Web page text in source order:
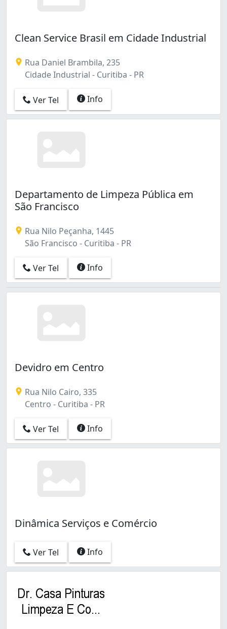
Clean Service Brasil em Cidade Industrial
Rua Daniel Brambila, 235
Cidade Industrial - Curitiba - PR
Ver Tel Info
Departamento de Limpeza Pública em
São Francisco
Rua Nilo Peçanha, 1445
São Francisco - Curitiba - PR
Ver Tel Info
Devidro em Centro
Rua Nilo Cairo, 335
Centro - Curitiba - PR
Ver Tel Info
Dinâmica Serviços e Comércio
Ver Tel Info